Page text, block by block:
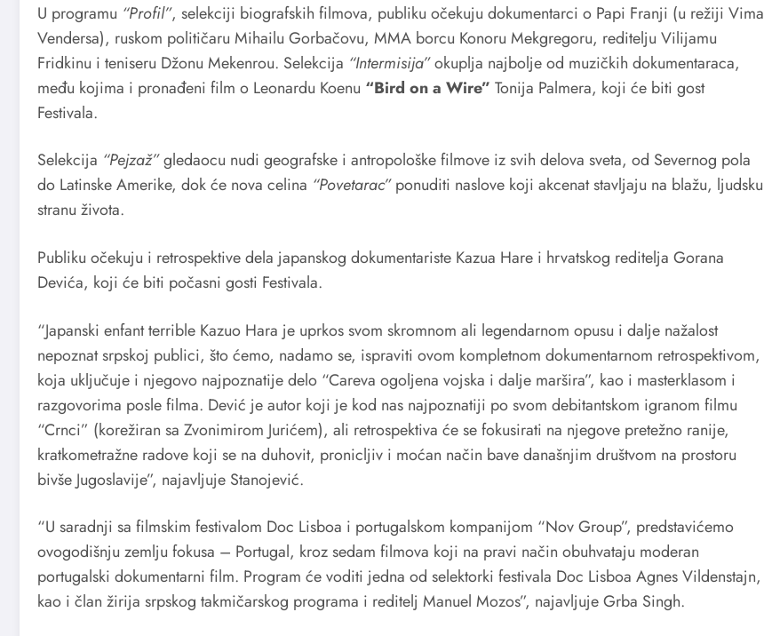
U programu “Profil”, selekciji biografskih filmova, publiku očekuju dokumentarci o Papi Franji (u režiji Vima
Vendersa), ruskom političaru Mihailu Gorbačovu, MMA borcu Konoru Mekgregoru, reditelju Vilijamu
Fridkinu i teniseru Džonu Mekenrou. Selekcija “Intermisija”okuplja najbolje od muzičkih dokumentaraca,
među kojima i pronađeni film o Leonardu Koenu “Bird on a Wire” Tonija Palmera, koji će biti gost
Festivala.
Selekcija “Pejzaž”gledaocu nudi geografske i antropološke filmove iz svih delova sveta, od Severnog pola
do Latinske Amerike, dok će nova celina “Povetarac”ponuditi naslove koji akcenat stavljaju na blažu, ljudsku
stranu života.
Publiku očekuju i retrospektive dela japanskog dokumentariste Kazua Hare i hrvatskog reditelja Gorana
Devića, koji će biti počasni gosti Festivala.
“Japanski enfant terrible Kazuo Hara je uprkos svom skromnom ali legendarnom opusu i dalje nažalost
nepoznat srpskoj publici, što ćemo, nadamo se, ispraviti ovom kompletnom dokumentarnom retrospektivom,
koja uključuje i njegovo najpoznatije delo “Careva ogoljena vojska i dalje maršira”, kao i masterklasom i
razgovorima posle filma. Dević je autor koji je kod nas najpoznatiji po svom debitantskom igranom filmu
“Crnci” (korežiran sa Zvonimirom Jurićem), ali retrospektiva će se fokusirati na njegove pretežno ranije,
kratkometražne radove koji se na duhovit, pronicljiv i moćan način bave današnjim društvom na prostoru
bivše Jugoslavije”, najavljuje Stanojević.
“U saradnji sa filmskim festivalom Doc Lisboa i portugalskom kompanijom “Nov Group”, predstavićemo
ovogodišnju zemlju fokusa – Portugal, kroz sedam filmova koji na pravi način obuhvataju moderan
portugalski dokumentarni film. Program će voditi jedna od selektorki festivala Doc Lisboa Agnes Vildenstajn,
kao i član žirija srpskog takmičarskog programa i reditelj Manuel Mozos”, najavljuje Grba Singh.